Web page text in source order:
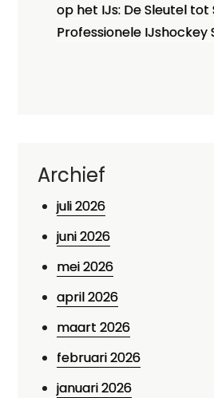
op het IJs: De Sleutel tot
Professionele IJshockey
Archief
juli 2026
juni 2026
mei 2026
april 2026
maart 2026
februari 2026
januari 2026